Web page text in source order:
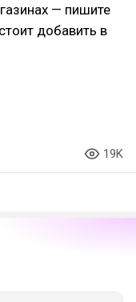
— пишите
добавить в
19K